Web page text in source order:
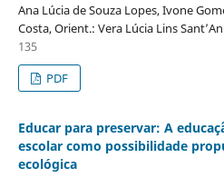
Ana Lúcia de Souza Lopes, Ivone
Costa, Orient.: Vera Lúcia Lins
135
PDF
Educar para preservar: A
escolar como possibilidade
ecológica